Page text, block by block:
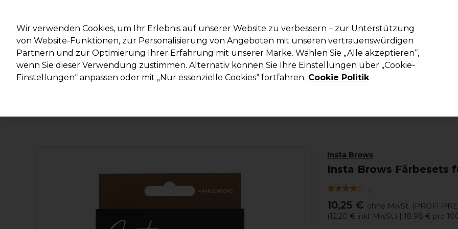
Suchen
Marken Deals Haare Elektrogeräte Saloneinrichtung Kosmetik Herrenfriseur Inspiration Die Professional
Lieferung und Lieferzeiten
Insta Brows
Insta Brows Färbesets
(1)
10,25 € ohne MwSt. (PROFI-
(12,20 € inkl. MwSt.) | 18.98 € pro
Wir verwenden Cookies, um Ihr Erlebnis auf unserer Website zu verbessern – zur Unterstützung
von Website-Funktionen, zur Personalisierung von Angeboten mit unseren vertrauenswürdigen
Partnern und zur Optimierung Ihrer Erfahrung mit unserer Marke. Wählen Sie „Alle akzeptieren“,
wenn Sie dieser Verwendung zustimmen. Alternativ können Sie Ihre Einstellungen über „Cookie-
Einstellungen“ anpassen oder mit „Nur essenzielle Cookies“ fortfahren. Cookie Politik